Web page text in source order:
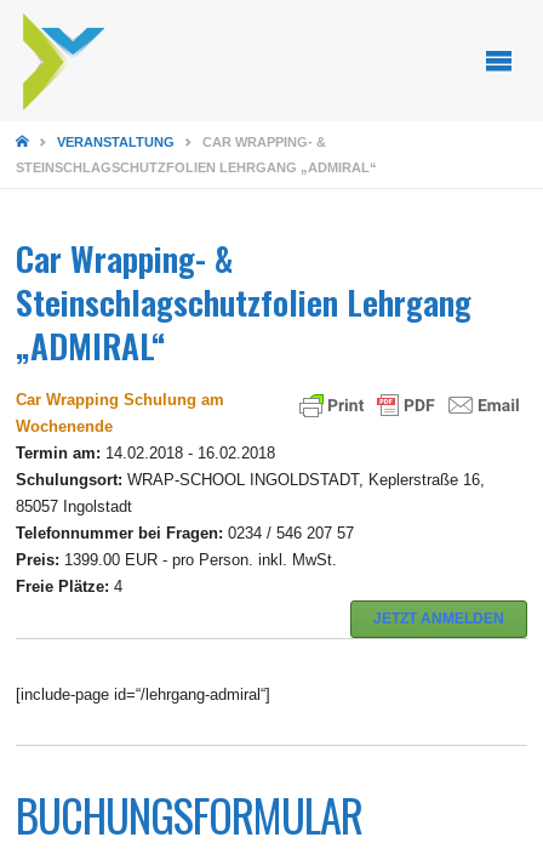
STARTSEITE
VERANSTALTUNG
CAR WRAPPING- &
STEINSCHLAGSCHUTZFOLIEN LEHRGANG „ADMIRAL“
Car Wrapping- &
Steinschlagschutzfolien Lehrgang
„ADMIRAL“
Car Wrapping Schulung am
Wochenende
Termin am: 14.02.2018 - 16.02.2018
Schulungsort: WRAP-SCHOOL INGOLDSTADT, Keplerstraße 16,
85057 Ingolstadt
Telefonnummer bei Fragen: 0234 / 546 207 57
Preis: 1399.00 EUR - pro Person. inkl. MwSt.
Freie Plätze: 4
JETZT ANMELDEN
[include-page id=“/lehrgang-admiral“]
BUCHUNGSFORMULAR